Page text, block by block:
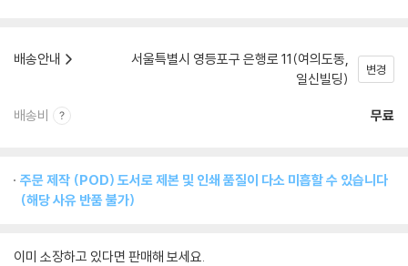
배송안내
서울특별시 영등포구 은행로 11(여의도동,
일신빌딩)
변경
배송비 무료
주문 제작 (POD) 도서로 제본 및 인쇄 품질이 다소 미흡할 수 있습니다
(해당 사유 반품 불가)
이미 소장하고 있다면 판매해 보세요.